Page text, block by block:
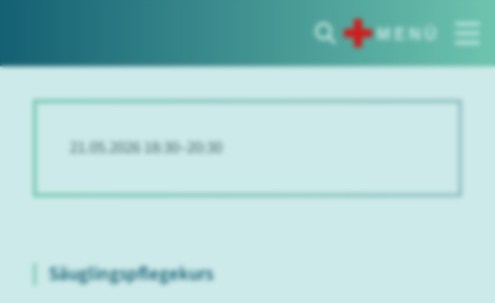
MENÜ
21.05.2026 18:30–20:30
Säuglingspflegekurs